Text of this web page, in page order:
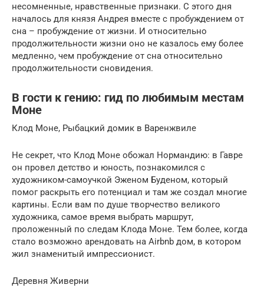
несомненные, нравственные признаки. С этого дня
началось для князя Андрея вместе с пробуждением от
сна – пробуждение от жизни. И относительно
продолжительности жизни оно не казалось ему более
медленно, чем пробуждение от сна относительно
продолжительности сновидения.
В гости к гению: гид по любимым местам
Моне
Клод Моне, Рыбацкий домик в Варенжвиле
Не секрет, что Клод Моне обожал Нормандию: в Гавре
он провел детство и юность, познакомился с
художником-самоучкой Эженом Буденом, который
помог раскрыть его потенциал и там же создал многие
картины. Если вам по душе творчество великого
художника, самое время выбрать маршрут,
проложенный по следам Клода Моне. Тем более, когда
стало возможно арендовать на Airbnb дом, в котором
жил знаменитый импрессионист.
Деревня Живерни